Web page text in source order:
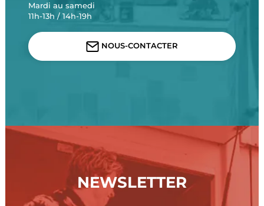
Mardi au samedi
11h-13h / 14h-19h
NOUS-CONTACTER
NEWSLETTER